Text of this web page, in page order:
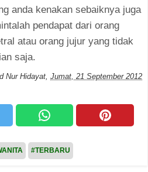
anda kenakan sebaiknya juga
pendapat dari orang
atau orang jujur yang tidak
saja.
Nur Hidayat, Jumat, 21 September 2012
#TERBARU